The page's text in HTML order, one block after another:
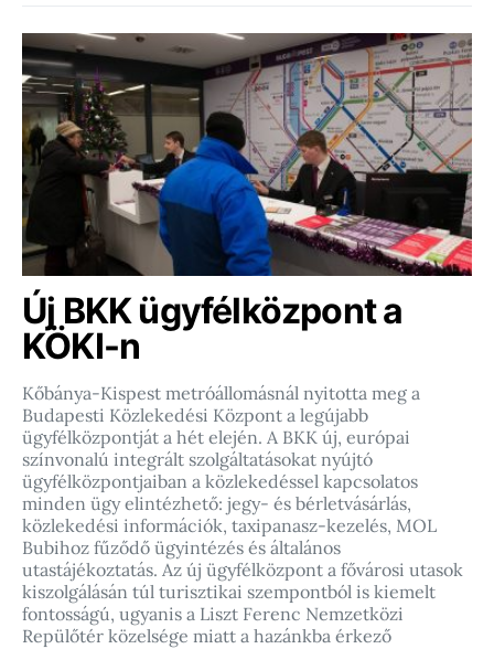
Új BKK ügyfélközpont a
KÖKI-n
Kőbánya-Kispest metróállomásnál nyitotta meg a
Budapesti Közlekedési Központ a legújabb
ügyfélközpontját a hét elején. A BKK új, európai
színvonalú integrált szolgáltatásokat nyújtó
ügyfélközpontjaiban a közlekedéssel kapcsolatos
minden ügy elintézhető: jegy- és bérletvásárlás,
közlekedési információk, taxipanasz-kezelés, MOL
Bubihoz fűződő ügyintézés és általános
utastájékoztatás. Az új ügyfélközpont a fővárosi utasok
kiszolgálásán túl turisztikai szempontból is kiemelt
fontosságú, ugyanis a Liszt Ferenc Nemzetközi
Repülőtér közelsége miatt a hazánkba érkező